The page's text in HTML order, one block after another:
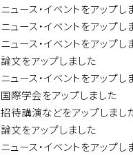
ニュース・イベントをアップし
ニュース・イベントをアップし
ニュース・イベントをアップし
論文をアップしました
ニュース・イベントをアップし
国際学会をアップしました
招待講演などをアップしまし
論文をアップしました
ニュース・イベントをアップし